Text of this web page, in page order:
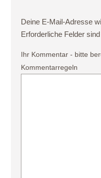
Deine E-Mail-Adresse
Erforderliche Felder
Ihr Kommentar - bitte
Kommentarregeln